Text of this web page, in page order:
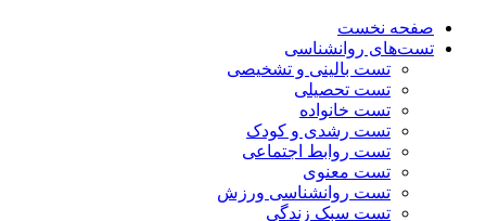
صفحه نخست
تست‌های روانشناسی
تست بالینی و تشخیصی
تست تحصیلی
تست خانواده
تست رشدی و کودک
تست روابط اجتماعی
تست معنوی
تست روانشناسی ورزش
تست سبک زندگی